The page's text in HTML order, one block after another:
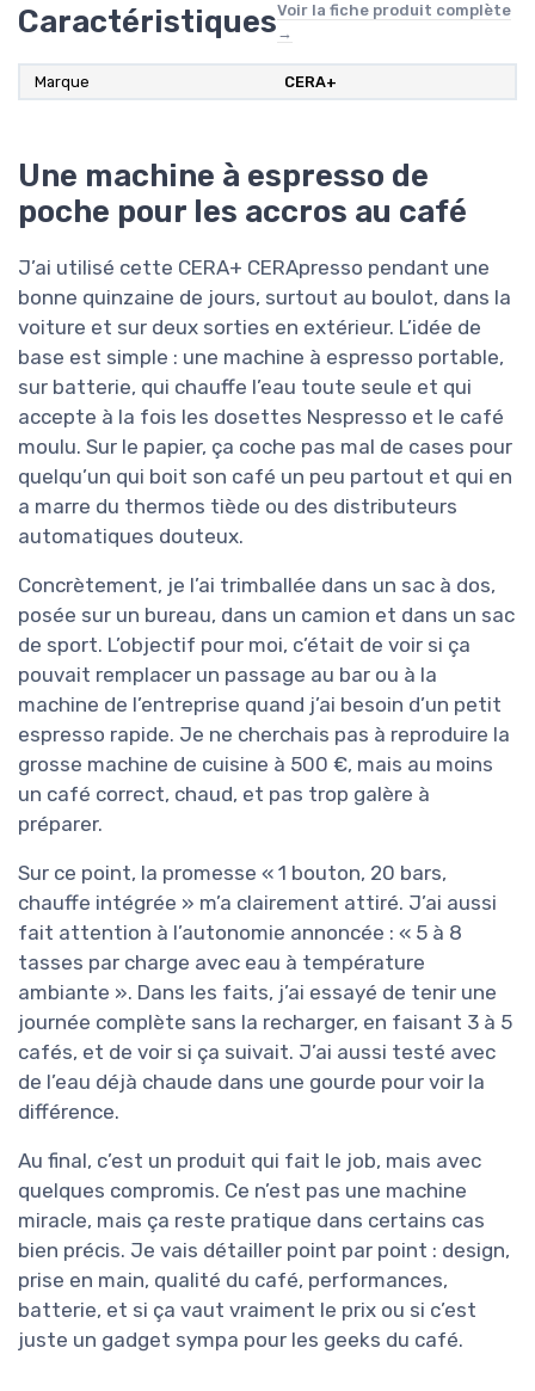
CaractéristiquesVoir la fiche produit complète
→
Marque CERA+
Une machine à espresso de
poche pour les accros au café
J’ai utilisé cette CERA+ CERApresso pendant une
bonne quinzaine de jours, surtout au boulot, dans la
voiture et sur deux sorties en extérieur. L’idée de
base est simple : une machine à espresso portable,
sur batterie, qui chauffe l’eau toute seule et qui
accepte à la fois les dosettes Nespresso et le café
moulu. Sur le papier, ça coche pas mal de cases pour
quelqu’un qui boit son café un peu partout et qui en
a marre du thermos tiède ou des distributeurs
automatiques douteux.
Concrètement, je l’ai trimballée dans un sac à dos,
posée sur un bureau, dans un camion et dans un sac
de sport. L’objectif pour moi, c’était de voir si ça
pouvait remplacer un passage au bar ou à la
machine de l’entreprise quand j’ai besoin d’un petit
espresso rapide. Je ne cherchais pas à reproduire la
grosse machine de cuisine à 500 €, mais au moins
un café correct, chaud, et pas trop galère à
préparer.
Sur ce point, la promesse « 1 bouton, 20 bars,
chauffe intégrée » m’a clairement attiré. J’ai aussi
fait attention à l’autonomie annoncée : « 5 à 8
tasses par charge avec eau à température
ambiante ». Dans les faits, j’ai essayé de tenir une
journée complète sans la recharger, en faisant 3 à 5
cafés, et de voir si ça suivait. J’ai aussi testé avec
de l’eau déjà chaude dans une gourde pour voir la
différence.
Au final, c’est un produit qui fait le job, mais avec
quelques compromis. Ce n’est pas une machine
miracle, mais ça reste pratique dans certains cas
bien précis. Je vais détailler point par point : design,
prise en main, qualité du café, performances,
batterie, et si ça vaut vraiment le prix ou si c’est
juste un gadget sympa pour les geeks du café.